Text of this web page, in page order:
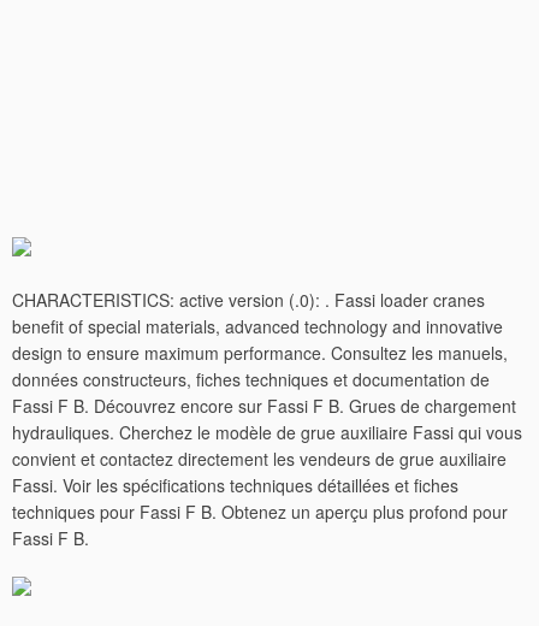
CHARACTERISTICS: active version (.0): . Fassi loader cranes
benefit of special materials, advanced technology and innovative
design to ensure maximum performance. Consultez les manuels,
données constructeurs, fiches techniques et documentation de
Fassi F B. Découvrez encore sur Fassi F B. Grues de chargement
hydrauliques. Cherchez le modèle de grue auxiliaire Fassi qui vous
convient et contactez directement les vendeurs de grue auxiliaire
Fassi. Voir les spécifications techniques détaillées et fiches
techniques pour Fassi F B. Obtenez un aperçu plus profond pour
Fassi F B.